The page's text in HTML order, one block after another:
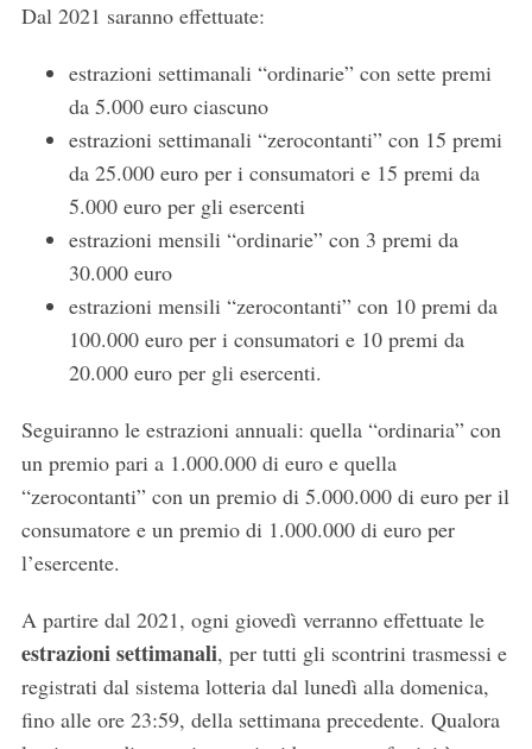
Dal 2021 saranno effettuate:
estrazioni settimanali “ordinarie” con sette premi
da 5.000 euro ciascuno
estrazioni settimanali “zerocontanti” con 15 premi
da 25.000 euro per i consumatori e 15 premi da
5.000 euro per gli esercenti
estrazioni mensili “ordinarie” con 3 premi da
30.000 euro
estrazioni mensili “zerocontanti” con 10 premi da
100.000 euro per i consumatori e 10 premi da
20.000 euro per gli esercenti.
Seguiranno le estrazioni annuali: quella “ordinaria” con
un premio pari a 1.000.000 di euro e quella
“zerocontanti” con un premio di 5.000.000 di euro per il
consumatore e un premio di 1.000.000 di euro per
l’esercente.
A partire dal 2021, ogni giovedì verranno effettuate le
estrazioni settimanali, per tutti gli scontrini trasmessi e
registrati dal sistema lotteria dal lunedì alla domenica,
fino alle ore 23:59, della settimana precedente. Qualora